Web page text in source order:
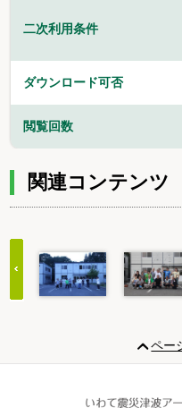
二次利用条件
ダウンロード可否
閲覧回数
関連コンテンツ
11
ペー